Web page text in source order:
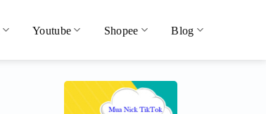
Youtube Shopee Blog